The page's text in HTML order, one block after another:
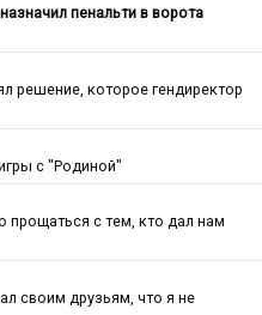
пенальти в ворота
решение, которое гендиректор
с "Родиной"
прощаться с тем, кто дал нам
своим друзьям, что я не